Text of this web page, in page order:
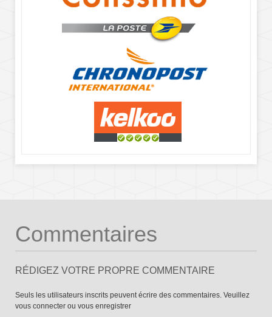
Commentaires
RÉDIGEZ VOTRE PROPRE COMMENTAIRE
Seuls les utilisateurs inscrits peuvent écrire des commentaires. Veuillez
vous connecter ou vous enregistrer